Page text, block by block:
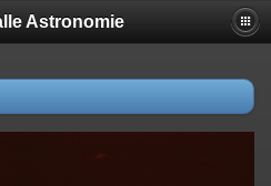
Astronomie